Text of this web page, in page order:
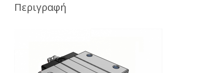
Περιγραφή